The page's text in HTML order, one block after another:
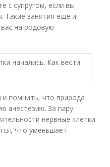
с супругом, если вы
Такие занятия ещё и
на родовую
помнить, что природа
анестезию. За пару
нервные клетки
что уменьшает